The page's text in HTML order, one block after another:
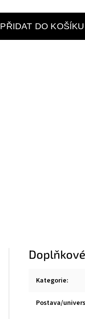
PŘIDAT DO KOŠÍKU
Kategorie:
Postava/